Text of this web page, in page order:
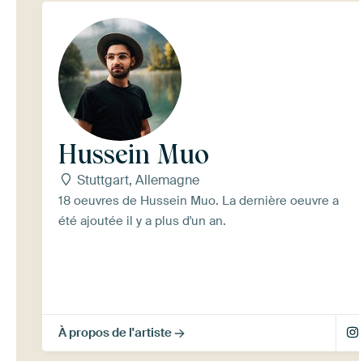
Hussein Muo
Stuttgart, Allemagne
18 oeuvres de Hussein Muo. La dernière oeuvre a
été ajoutée il y a plus d'un an.
À propos de l'artiste